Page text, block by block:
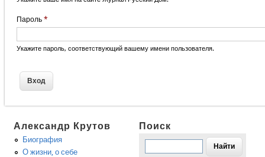
Пароль *
Укажите пароль, соответствующий вашему имени пользователя.
Александр Крутов
Биография
О жизни, о себе
Поиск